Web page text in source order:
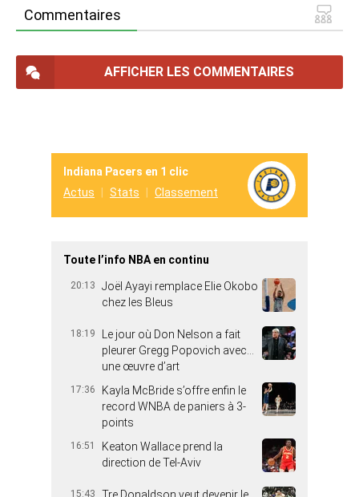
Commentaires
AFFICHER LES COMMENTAIRES
Indiana Pacers en 1 clic
Actus
Stats Classement
Toute l’info NBA en continu
20:13
Joël Ayayi remplace Elie Okobo
chez les Bleus
18:19
Le jour où Don Nelson a fait
pleurer Gregg Popovich avec…
une œuvre d’art
17:36
Kayla McBride s’offre enfin le
record WNBA de paniers à 3-
points
16:51
Keaton Wallace prend la
direction de Tel-Aviv
15:43